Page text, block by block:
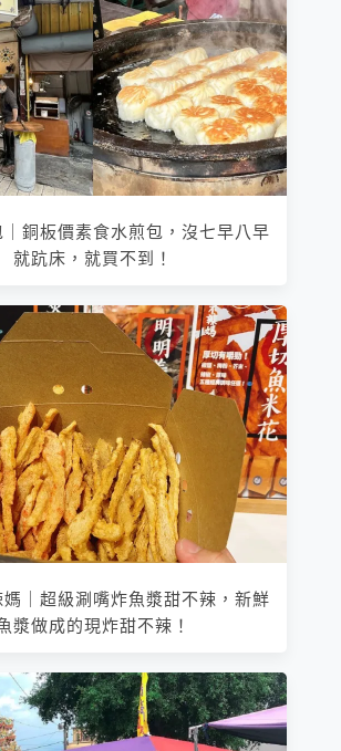
｜銅板價素食水煎包，沒七早八早
就䟘床，就買不到！
｜超級涮嘴炸魚漿甜不辣，新鮮
漿做成的現炸甜不辣！